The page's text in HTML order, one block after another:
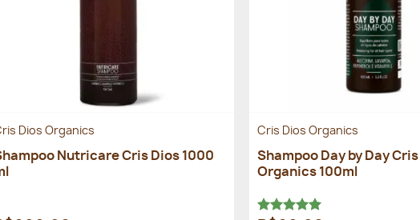
Dios Organics
Nutricare Cris Dios 1000
Cris Dios Organics
Shampoo Day by Day
Organics 100ml